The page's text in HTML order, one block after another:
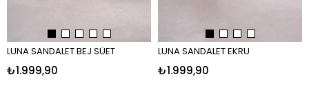
LUNA SANDALET BEJ SÜET
₺1.999,90
LUNA SANDALET EKRU
₺1.999,90